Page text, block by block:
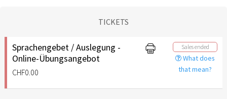
TICKETS
Sprachengebet / Auslegung -
Online-Übungsangebot
CHF0.00
Sales ended
What does
that mean?